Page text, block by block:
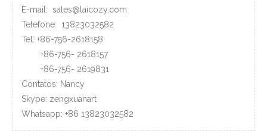
E-mail: sales@laicozy.com
Telefone: 13823032582
Tel: +86-756-2618158
+86-756- 2618157
+86-756- 2619831
Contatos: Nancy
Skype: zengxuanart
Whatsapp: +86 13823032582